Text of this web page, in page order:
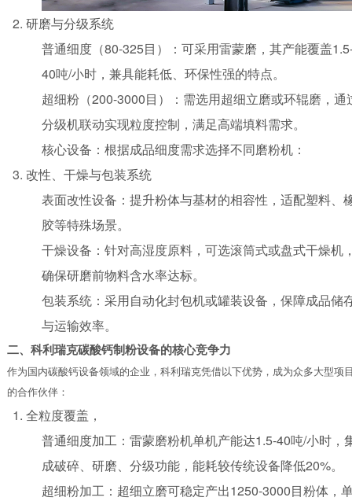
研磨与分级系统
普通细度（80-325目）：可采用雷蒙磨，其产能覆盖
40吨/小时，兼具能耗低、环保性强的特点。
超细粉（200-3000目）：需选用超细立磨或环辊磨，通
分级机联动实现粒度控制，满足高端填料需求。
核心设备：根据成品细度需求选择不同磨粉机：
改性、干燥与包装系统
表面改性设备：提升粉体与基材的相容性，适配塑料、
胶等特殊场景。
干燥设备：针对高湿度原料，可选滚筒式或盘式干燥机
确保研磨前物料含水率达标。
包装系统：采用自动化封包机或罐装设备，保障成品储
与运输效率。
二、 科利瑞克碳酸钙制粉设备的核心竞争力
作为国内碳酸钙设备领域的企业， 科利瑞克凭借以下优势，成为众多大型项
的合作伙伴：
全粒度覆盖，
普通细度加工：雷蒙磨粉机单机产能达1.5-40吨/小时，
成破碎、研磨、分级功能，能耗较传统设备降低20%。
超细粉加工：超细立磨可稳定产出1250-3000目粉体，